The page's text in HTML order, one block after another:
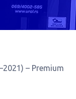
– Premium